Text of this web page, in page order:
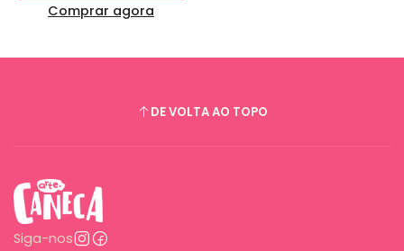
Comprar agora
DE VOLTA AO TOPO
Siga-nos